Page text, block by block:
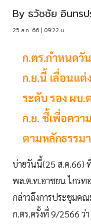
By ธวัชชัย อินทร
25 ส.ค. 66 | 09:22 น.
ก.ตร.กำหนดวั
ก.ย.นี้ เลื่อนแ
ระดับ รอง ผบ.
ก.ย. ชี้เพื่อควา
ตามหลักธรรม
บ่ายวันนี้(25 ส.ค.66)
พล.ต.ท.อาชยน ไกรท
กล่าวถึงการประชุมคณ
ก.ตร.ครั้งที่ 9/2566 ว่